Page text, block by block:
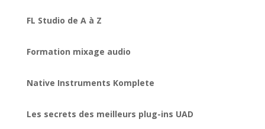
FL Studio de A à Z
Formation mixage audio
Native Instruments Komplete
Les secrets des meilleurs plug-ins UAD